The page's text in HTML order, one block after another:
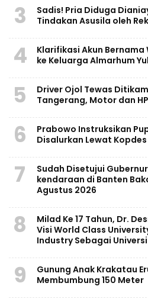
3
Sadis! Pria Diduga
Tindakan Asusila oleh
4
Klarifikasi Akun
ke Keluarga Almarhum
5
Driver Ojol Tewas
Tangerang, Motor dan
6
Prabowo Instruksikan
Disalurkan Lewat
7
Sudah Disetujui
kendaraan di Banten
Agustus 2026
8
Milad Ke 17 Tahun, Dr.
Visi World Class
Industry Sebagai
9
Gunung Anak Krakatau
Membumbung 150 Meter